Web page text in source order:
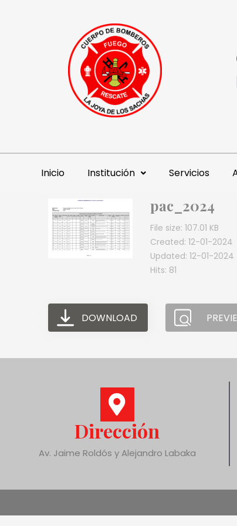
Inicio Institución Servicios
pac_2024
File size: 107.01 KB
Created: 12-01-2024
Updated: 12-01-2024
Hits: 81
DOWNLOAD
Dirección
Av. Jaime Roldós y Alejandro Labaka